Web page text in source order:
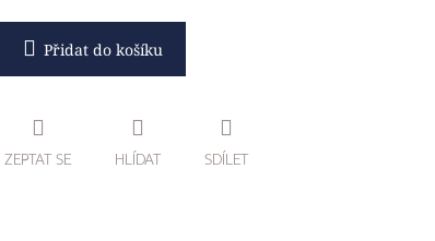
Přidat do košíku
ZEPTAT SE HLÍDAT SDÍLET